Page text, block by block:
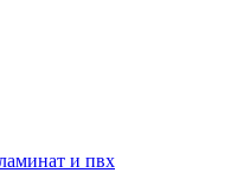
и пвх